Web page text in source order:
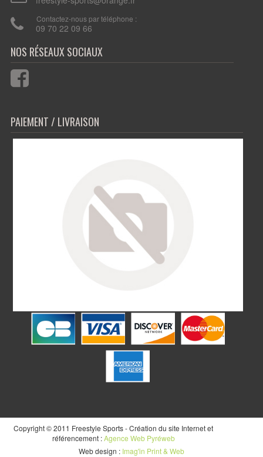
Contactez-nous par téléphone :
09 70 22 09 66
PAIEMENT / LIVRAISON
Copyright © 2011 Freestyle Sports - Création du site Internet et
référencement :Agence Web Pyréweb
Web design : Imag'in Print & Web